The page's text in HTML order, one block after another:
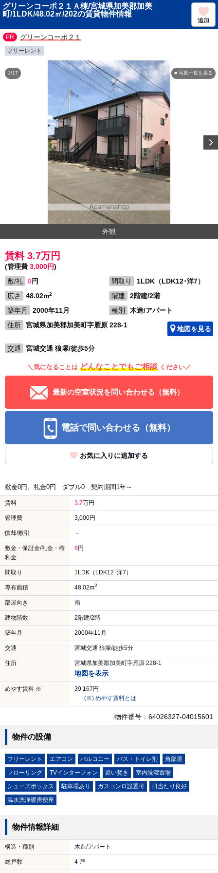
グリーンコーポ２１Ａ棟/宮城県加美郡加美
町/1LDK/48.02㎡/202の賃貸物件情報
追加
グリーンコーポ２１
フリーレント
■ 写真一覧を見る
1/17
外観
賃料 3.7万円
(管理費 3,000円)
敷/礼
0円 間取り
1LDK（LDK12･洋7）
広さ
48.02m2 階建
2階建/2階
築年月
2000年11月 種別
木造/アパート
住所
宮城県加美郡加美町字雁原 228-1 地図を見る
交通 宮城交通 狼塚/徒歩5分
＼気になることは どんなことでもご相談 ください／
最新の空室状況を問い合わせる（無料）
電話で問い合わせる（無料）
お気に入りに追加する
敷金0円、礼金0円 ダブル0 契約期間1年～
賃料 3.7万円
管理費 3,000円
償却/敷引 －
敷金・保証金/礼金・権
利金
0円
間取り 1LDK（LDK12･洋7）
専有面積 48.02m2
部屋向き 南
建物階数 2階建/2階
築年月 2000年11月
交通 宮城交通 狼塚/徒歩5分
住所 宮城県加美郡加美町字雁原 228-1
地図を表示
めやす賃料 ※
39,167円
(※) めやす賃料とは
物件番号：64026327-04015601
物件の設備
フリーレント エアコン バルコニー バス・トイレ別
角部屋
フローリング
TVインターフォン 追い焚き
室内洗濯置場
シューズボックス
駐車場あり ガスコンロ設置可
日当たり良好
温水洗浄暖房便座
物件情報詳細
構造・種別 木造/アパート
総戸数 4 戸